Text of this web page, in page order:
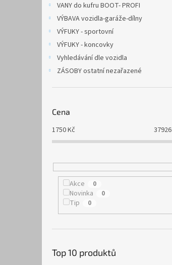
VANY do kufru BOOT- PROFI
VÝBAVA vozidla-garáže-dílny
VÝFUKY - sportovní
VÝFUKY - koncovky
Vyhledávání dle vozidla
ZÁSOBY ostatní nezařazené
Cena
1750Kč 37926
Akce 0
Novinka 0
Tip 0
Top 10 produktů